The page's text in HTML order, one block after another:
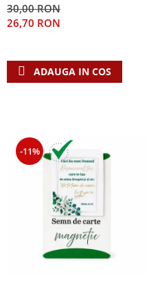
30,00 RON
26,70 RON
ADAUGA IN COS
-11%